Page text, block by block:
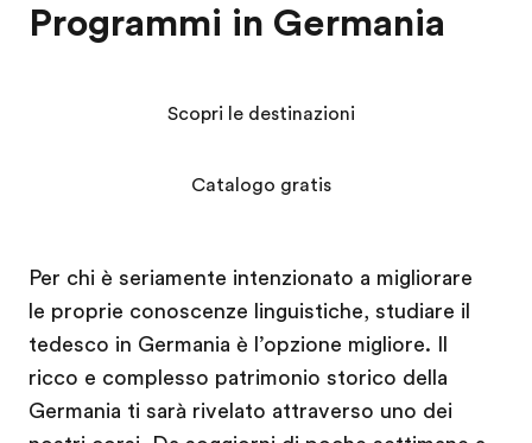
Programmi in Germania
Per chi è seriamente intenzionato a migliorare
le proprie conoscenze linguistiche, studiare il
tedesco in Germania è l’opzione migliore. Il
ricco e complesso patrimonio storico della
Germania ti sarà rivelato attraverso uno dei
Scopri le destinazioni
Catalogo gratis